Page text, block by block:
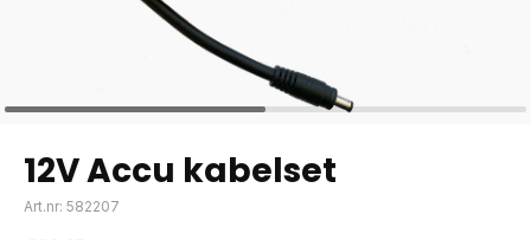
12V Accu kabelset
Art.nr: 582207